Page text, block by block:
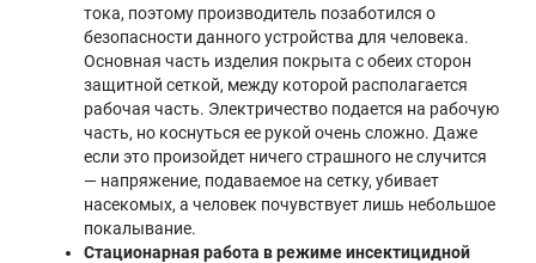
тока, поэтому производитель позаботился о
безопасности данного устройства для человека.
Основная часть изделия покрыта с обеих сторон
защитной сеткой, между которой располагается
рабочая часть. Электричество подается на рабочую
часть, но коснуться ее рукой очень сложно. Даже
если это произойдет ничего страшного не случится
— напряжение, подаваемое на сетку, убивает
насекомых, а человек почувствует лишь небольшое
покалывание.
Стационарная работа в режиме инсектицидной